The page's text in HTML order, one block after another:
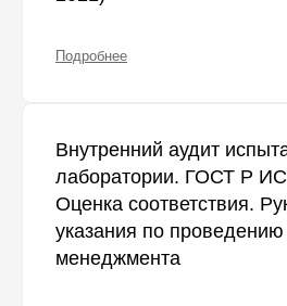
Подробнее
Внутренний аудит
лаборатории. ГОСТ Р
Оценка соответствия.
указания по
менеджмента